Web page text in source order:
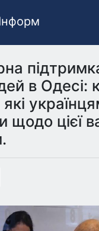
в Одесі:
щодо цієї